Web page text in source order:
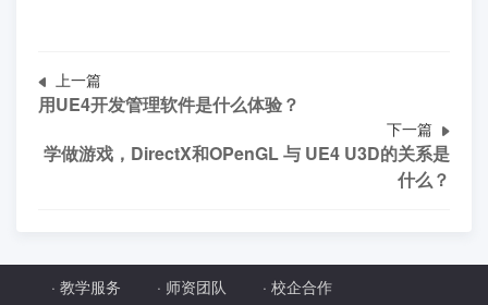
上一篇
用UE4开发管理软件是什么体验？
下一篇
学做游戏，DirectX和OPenGL 与 UE4 U3D的关系是
什么？
· 教学服务 · 师资团队 · 校企合作